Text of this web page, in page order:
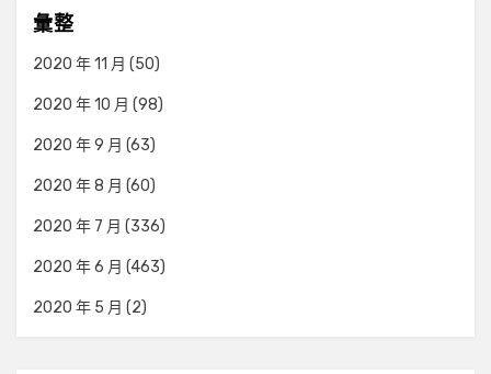
彙整
2020 年 11 月 (50)
2020 年 10 月 (98)
2020 年 9 月 (63)
2020 年 8 月 (60)
2020 年 7 月 (336)
2020 年 6 月 (463)
2020 年 5 月 (2)